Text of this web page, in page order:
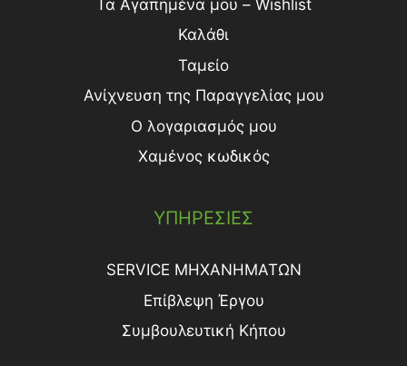
Τα Αγαπημένα μου – Wishlist
Καλάθι
Ταμείο
Ανίχνευση της Παραγγελίας μου
Ο λογαριασμός μου
Χαμένος κωδικός
ΥΠΗΡΕΣΙΕΣ
SERVICE ΜΗΧΑΝΗΜΑΤΩΝ
Επίβλεψη Έργου
Συμβουλευτική Κήπου